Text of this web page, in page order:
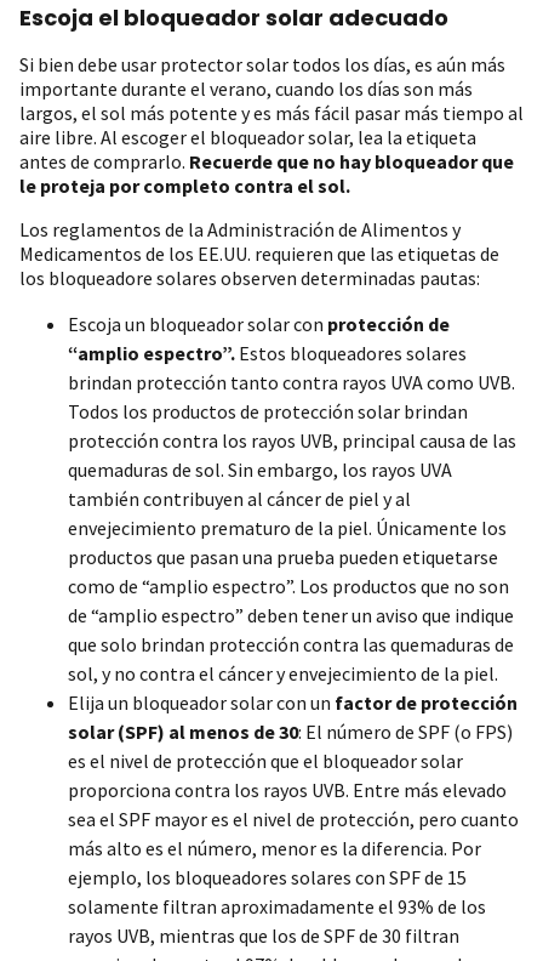
Escoja el bloqueador solar adecuado
Si bien debe usar protector solar todos los días, es aún más
importante durante el verano, cuando los días son más
largos, el sol más potente y es más fácil pasar más tiempo al
aire libre. Al escoger el bloqueador solar, lea la etiqueta
antes de comprarlo. Recuerde que no hay bloqueador que
le proteja por completo contra el sol.
Los reglamentos de la Administración de Alimentos y
Medicamentos de los EE.UU. requieren que las etiquetas de
los bloqueadore solares observen determinadas pautas:
Escoja un bloqueador solar con protección de
“amplio espectro”. Estos bloqueadores solares
brindan protección tanto contra rayos UVA como UVB.
Todos los productos de protección solar brindan
protección contra los rayos UVB, principal causa de las
quemaduras de sol. Sin embargo, los rayos UVA
también contribuyen al cáncer de piel y al
envejecimiento prematuro de la piel. Únicamente los
productos que pasan una prueba pueden etiquetarse
como de “amplio espectro”. Los productos que no son
de “amplio espectro” deben tener un aviso que indique
que solo brindan protección contra las quemaduras de
sol, y no contra el cáncer y envejecimiento de la piel.
Elija un bloqueador solar con un factor de protección
solar (SPF) al menos de 30: El número de SPF (o FPS)
es el nivel de protección que el bloqueador solar
proporciona contra los rayos UVB. Entre más elevado
sea el SPF mayor es el nivel de protección, pero cuanto
más alto es el número, menor es la diferencia. Por
ejemplo, los bloqueadores solares con SPF de 15
solamente filtran aproximadamente el 93% de los
rayos UVB, mientras que los de SPF de 30 filtran